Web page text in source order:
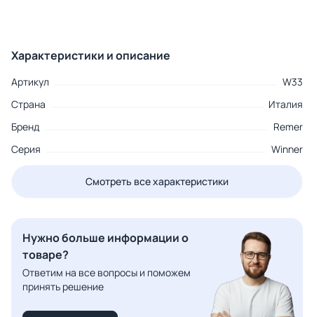
Характеристики и описание
Артикул
W33
Страна
Италия
Бренд
Remer
Серия
Winner
Смотреть все характеристики
Нужно больше информации о
товаре?
Ответим на все вопросы и поможем
принять решение